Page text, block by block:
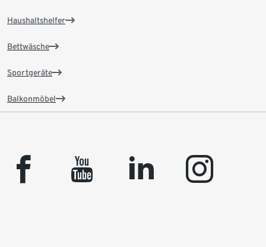
Haushaltshelfer
Bettwäsche
Sportgeräte
Balkonmöbel
facebook youtube linkedin instagram